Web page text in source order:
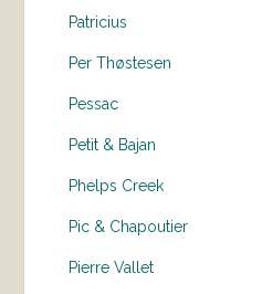
Patricius
Per Thøstesen
Pessac
Petit & Bajan
Phelps Creek
Pic & Chapoutier
Pierre Vallet